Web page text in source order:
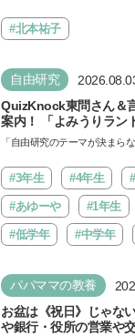
催…
#北本祐子
自由研究
QuizKnock東問さん＆
案内！ 「よみうりラン
究が進む期間限定イベ
「自由研究のテーマが決まら
バ!!…
#3年生 #4年生
#あゆーや #1年生
#低学年 #中学年
パパママの教養
お盆は《祝日》じゃな
や銀行・役所の営業や